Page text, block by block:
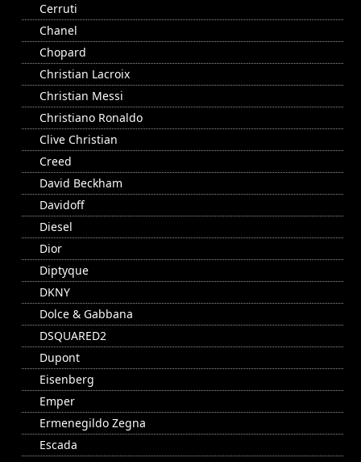
Cerruti
Chanel
Chopard
Christian Lacroix
Christian Messi
Christiano Ronaldo
Clive Christian
Creed
David Beckham
Davidoff
Diesel
Dior
Diptyque
DKNY
Dolce & Gabbana
DSQUARED2
Dupont
Eisenberg
Emper
Ermenegildo Zegna
Escada